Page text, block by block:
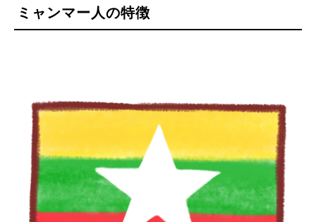
ミャンマー人の特徴